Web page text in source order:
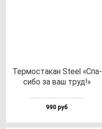
Тер­мос­та­кан Ste­el «Спа­
си­бо за ваш труд!»
990 руб